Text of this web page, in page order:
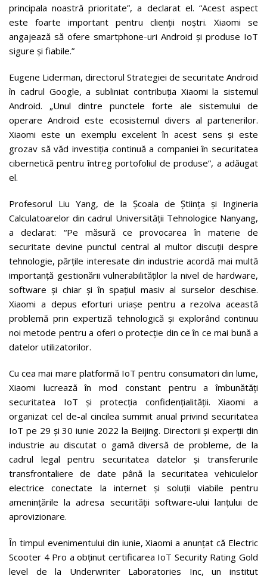
principala noastră prioritate”, a declarat el. “Acest aspect
este foarte important pentru clienții noștri. Xiaomi se
angajează să ofere smartphone-uri Android și produse IoT
sigure și fiabile.”
Eugene Liderman, directorul Strategiei de securitate Android
în cadrul Google, a subliniat contribuția Xiaomi la sistemul
Android. „Unul dintre punctele forte ale sistemului de
operare Android este ecosistemul divers al partenerilor.
Xiaomi este un exemplu excelent în acest sens și este
grozav să văd investiția continuă a companiei în securitatea
cibernetică pentru întreg portofoliul de produse”, a adăugat
el.
Profesorul Liu Yang, de la Școala de Știința și Ingineria
Calculatoarelor din cadrul Universității Tehnologice Nanyang,
a declarat: “Pe măsură ce provocarea în materie de
securitate devine punctul central al multor discuții despre
tehnologie, părțile interesate din industrie acordă mai multă
importanță gestionării vulnerabilităților la nivel de hardware,
software și chiar și în spațiul masiv al surselor deschise.
Xiaomi a depus eforturi uriașe pentru a rezolva această
problemă prin expertiză tehnologică și explorând continuu
noi metode pentru a oferi o protecție din ce în ce mai bună a
datelor utilizatorilor.
Cu cea mai mare platformă IoT pentru consumatori din lume,
Xiaomi lucrează în mod constant pentru a îmbunătăți
securitatea IoT și protecția confidențialității. Xiaomi a
organizat cel de-al cincilea summit anual privind securitatea
IoT pe 29 și 30 iunie 2022 la Beijing. Directorii și experții din
industrie au discutat o gamă diversă de probleme, de la
cadrul legal pentru securitatea datelor și transferurile
transfrontaliere de date până la securitatea vehiculelor
electrice conectate la internet și soluții viabile pentru
amenințările la adresa securității software-ului lanțului de
aprovizionare.
În timpul evenimentului din iunie, Xiaomi a anunțat că Electric
Scooter 4 Pro a obținut certificarea IoT Security Rating Gold
level de la Underwriter Laboratories Inc, un institut